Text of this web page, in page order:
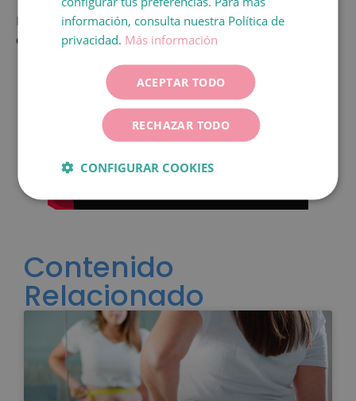
En el video puedes ver cómo se aplica este sistema
en nuestro laboratorio.
Contenido
Relacionado
información, consulta nuestra Política de
privacidad. Más información
ACEPTAR TODO
RECHAZAR TODO
CONFIGURAR COOKIES